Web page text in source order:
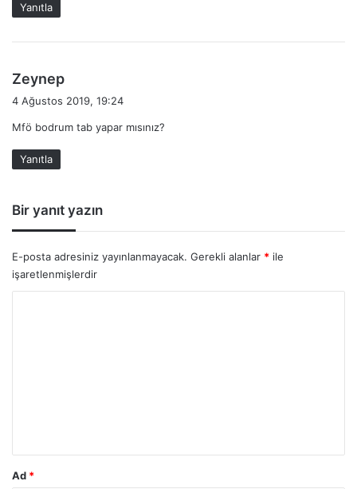
Yanıtla
Zeynep
i
4 Ağustos 2019, 19:24
Mfö bodrum tab yapar mısınız?
Yanıtla
Bir yanıt yazın
E-posta adresiniz yayınlanmayacak. Gerekli alanlar * ile
işaretlenmişlerdir
Ad *